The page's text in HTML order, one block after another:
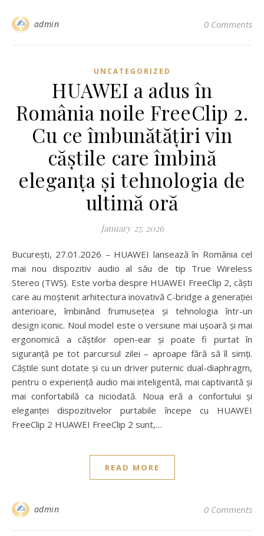
admin 0 Comments
UNCATEGORIZED
HUAWEI a adus în
România noile FreeClip 2.
Cu ce îmbunătățiri vin
căștile care îmbină
eleganța și tehnologia de
ultimă oră
January 27, 2026
București, 27.01.2026 – HUAWEI lansează în România cel
mai nou dispozitiv audio al său de tip True Wireless
Stereo (TWS). Este vorba despre HUAWEI FreeClip 2, căști
care au moștenit arhitectura inovativă C-bridge a generației
anterioare, îmbinând frumusețea și tehnologia într-un
design iconic. Noul model este o versiune mai ușoară și mai
ergonomică a căștilor open-ear și poate fi purtat în
siguranță pe tot parcursul zilei – aproape fără să îl simți.
Căștile sunt dotate și cu un driver puternic dual-diaphragm,
pentru o experiență audio mai inteligentă, mai captivantă și
mai confortabilă ca niciodată. Noua eră a confortului și
eleganței dispozitivelor purtabile începe cu HUAWEI
FreeClip 2 HUAWEI FreeClip 2 sunt,…
READ MORE
admin 0 Comments